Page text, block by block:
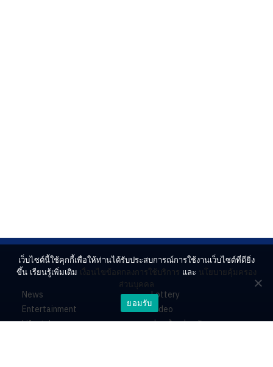
News
Entertainment
Lifestyle
Lottery
Video
ร่วมด้วยช่วยกัน
เว็บไซต์นี้ใช้คุกกี้เพื่อให้ท่านได้รับประสบการณ์การใช้งานเว็บไซต์ที่ดียิ่ง
ขึ้น เรียนรู้เพิ่มเติม เงื่อนไขข้อตกลงการใช้บริการ และ นโยบายคุ้มครอง
ส่วนบุคคล
ยอมรับ